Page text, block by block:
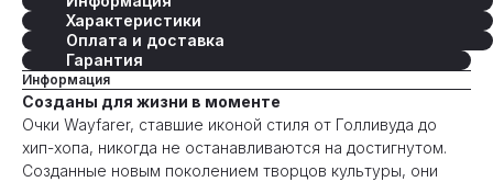
Характеристики
Оплата и доставка
Гарантия
Информация
Созданы для жизни в моменте
Очки Wayfarer, ставшие иконой стиля от Голливуда до
хип-хопа, никогда не останавливаются на достигнутом.
Созданные новым поколением творцов культуры, они